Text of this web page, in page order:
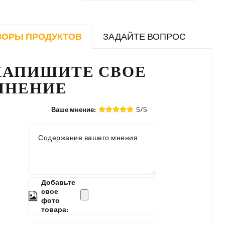
ПРОДУКТОВ ЗАДАЙТЕ ВОПРОС
СВОЕ
Ваше мнение: 5/5
Содержание вашего мнения
Добавьте
свое
фото
товара: